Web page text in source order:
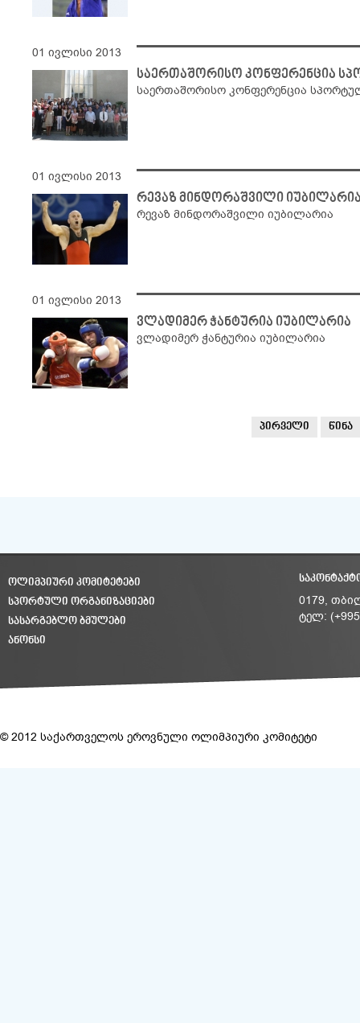
01 ივლისი 2013
საერთაშორისო კონფერენცია
საერთაშორისო კონფერენცია
01 ივლისი 2013
რევაზ მინდორაშვილი
რევაზ მინდორაშვილი იუბილარია
01 ივლისი 2013
ვლადიმერ ჭანტურია იუბილარია
ვლადიმერ ჭანტურია იუბილარია
პირველი წინა
ᲝᲚᲘᲛᲞᲘᲣᲠᲘ ᲙᲝᲛᲘᲢᲔᲢᲔᲑᲘ
ᲡᲞᲝᲠᲢᲣᲚᲘ ᲝᲠᲒᲐᲜᲘᲖᲐᲪᲘᲔᲑᲘ
ᲡᲐᲡᲐᲠᲒᲔᲑᲚᲝ ᲑᲛᲣᲚᲔᲑᲘ
ᲐᲜᲝᲜᲡᲘ
0179,
ტელ: (+995
© 2012 საქართველოს ეროვნული ოლიმპიური კომიტეტი